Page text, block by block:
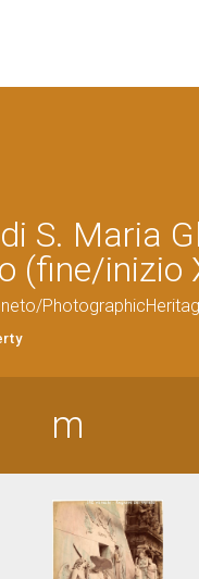
S. Maria
(fine/inizio
m